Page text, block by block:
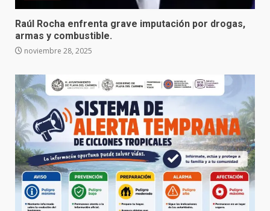
Raúl Rocha enfrenta grave imputación por drogas,
armas y combustible.
noviembre 28, 2025